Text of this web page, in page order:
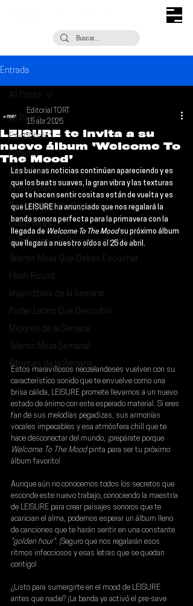
Entrada
All Posts
Escúchalo
Noticias
¿Qué Plan?
Entrevistas
Descubrimiento Semanal
Coberturas
Si Te Gusta... Te Recomendamos A...
Talento Mexa Que Debes Escuchar
Flash Round
Imperdibles de la Semana
Poder Latino Que Descubrir
Mejores de la Semana
Talento Mexa Semanal
Álbumes de la Semana
All Posts
LEISURE te invita a su
nuevo álbum ‘Welcome To
The Mood’
Editorial TORT
15 abr 2025
Las buenas noticias continúan apareciendo y es
que los beats suaves, la gran vibra y las texturas
que te hacen sentir cositas están de vuelta y es
que LEISURE ha anunciado que nos regalará la
banda sonora perfecta para la primavera con la
llegada de Welcome To The Mood su próximo álbum
que llegará a nuestro oídos el 25 de abril .
Estos maravillosos neozelandeses vuelven con su
característico sonido que te envuelve como una
brisa cálida, LEISURE promete llevarnos a un nuevo
estado de ánimo con este esperado material. Si eres
fan de sus melodías pegadizas, sus armonías
vocales impecables y esa atmósfera chill que te
hace desconectar del mundo, ¡prepárate porque
Welcome To The Mood pinta para ser tu próximo
álbum favorito!
Aunque aún no conocemos todos los secretos que
esconde este nuevo trabajo, conociendo la maestría
de LEISURE para crear paisajes sonoros que te
acarician el alma, podemos esperar un álbum lleno
de canciones que te harán sentir en una constante
"golden hour". ¡Seguro que nos regalarán esos
ritmos infecciosos y esas letras que se quedan
contigo!
¿Listo para sumergirte en el mood de LEISURE
antes que nadie? ¡La banda ya activó el pre-save